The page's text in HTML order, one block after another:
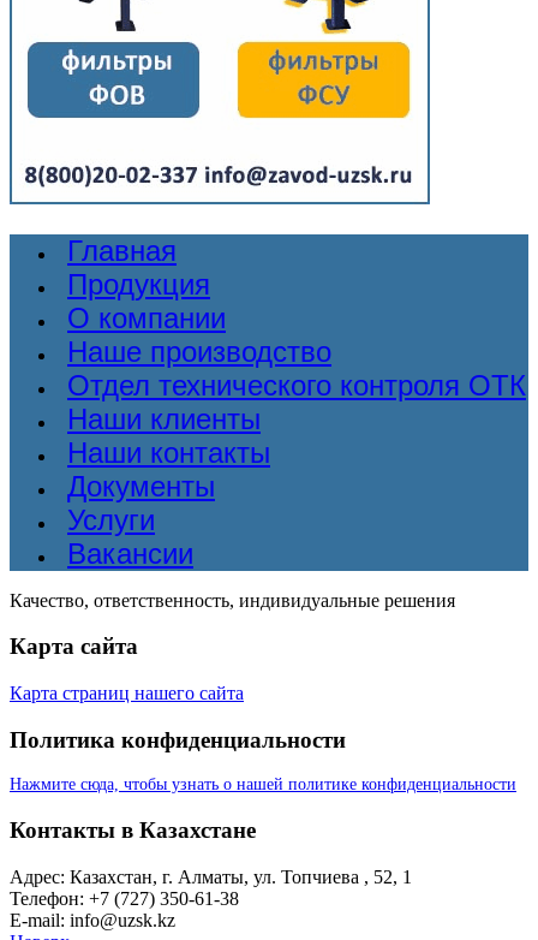
Главная
Продукция
О компании
Наше производство
Отдел технического контроля ОТК
Наши клиенты
Наши контакты
Документы
Услуги
Вакансии
Качество, ответственность, индивидуальные решения
Карта сайта
Карта страниц нашего сайта
Политика конфиденциальности
Нажмите сюда, чтобы узнать о нашей политике конфиденциальности
Контакты в Казахстане
Адрес: Казахстан, г. Алматы, ул. Топчиева , 52, 1
Телефон: +7 (727) 350-61-38
E-mail: info@uzsk.kz